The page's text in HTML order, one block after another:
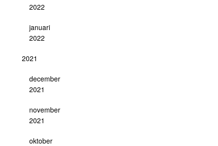
2022
januari
2022
2021
december
2021
november
2021
oktober